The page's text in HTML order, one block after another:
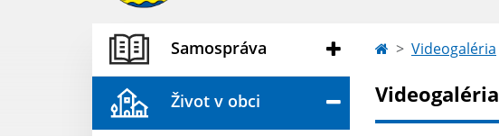
Samospráva
Život v obci
Videogaléria
Videogaléria